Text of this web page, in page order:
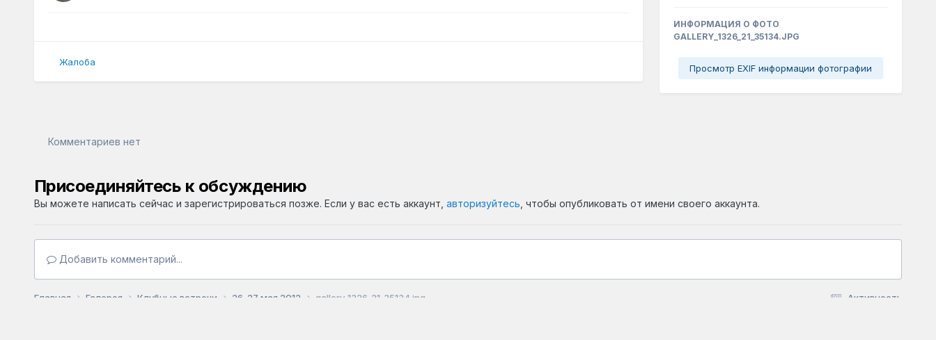
Жалоба
ИНФОРМАЦИЯ О ФОТО
GALLERY_1326_21_35134.JPG
Просмотр EXIF информации фотографии
Комментариев нет
Присоединяйтесь к обсуждению
Вы можете написать сейчас и зарегистрироваться позже. Если у вас есть аккаунт, авторизуйтесь , чтобы опубликовать от имени своего аккаунта.
Добавить комментарий...
Активность
Главная Галерея Клубные встречи 26-27 мая 2012 gallery_1326_21_35134.jpg